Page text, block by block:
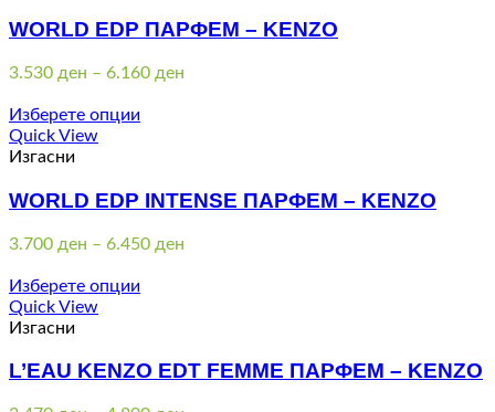
WORLD EDP ПАРФЕМ – KENZO
3.530 ден – 6.160 ден
Изберете опции
Quick View
Изгасни
WORLD EDP INTENSE ПАРФЕМ – KENZO
3.700 ден – 6.450 ден
Изберете опции
Quick View
Изгасни
L’EAU KENZO EDT FEMME ПАРФЕМ – KENZO